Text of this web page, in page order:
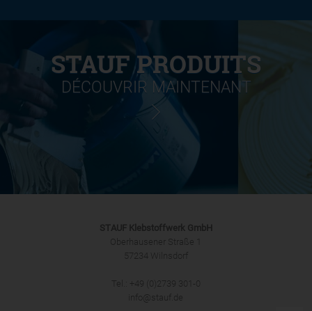
STAUF PRODUITS
DÉCOUVRIR MAINTENANT
STAUF Klebstoffwerk GmbH
Oberhausener Straße 1
57234 Wilnsdorf
Tel.: +49 (0)2739 301-0
info@stauf.de